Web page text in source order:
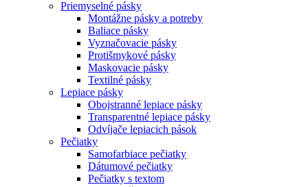
Priemyselné pásky
Montážne pásky a potreby
Baliace pásky
Vyznačovacie pásky
Protišmykové pásky
Maskovacie pásky
Textilné pásky
Lepiace pásky
Obojstranné lepiace pásky
Transparentné lepiace pásky
Odvíjače lepiacich pások
Pečiatky
Samofarbiace pečiatky
Dátumové pečiatky
Pečiatky s textom